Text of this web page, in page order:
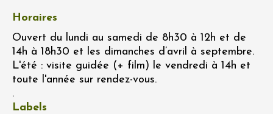
Horaires
Ouvert du lundi au samedi de 8h30 à 12h et de
14h à 18h30 et les dimanches d’avril à septembre.
L'été : visite guidée (+ film) le vendredi à 14h et
toute l'année sur rendez-vous.
.
Labels